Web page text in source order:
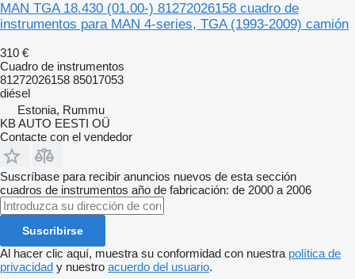
MAN TGA 18.430 (01.00-) 81272026158 cuadro de
instrumentos para MAN 4-series, TGA (1993-2009) camión
310 €
Cuadro de instrumentos
81272026158 85017053
diésel
Estonia, Rummu
KB AUTO EESTI OÜ
Contacte con el vendedor
Suscríbase para recibir anuncios nuevos de esta sección
cuadros de instrumentos año de fabricación: de 2000 a 2006
Suscribirse
Al hacer clic aquí, muestra su conformidad con nuestra política de
privacidad y nuestro acuerdo del usuario.